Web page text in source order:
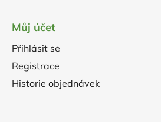
Můj účet
Přihlásit se
Registrace
Historie objednávek